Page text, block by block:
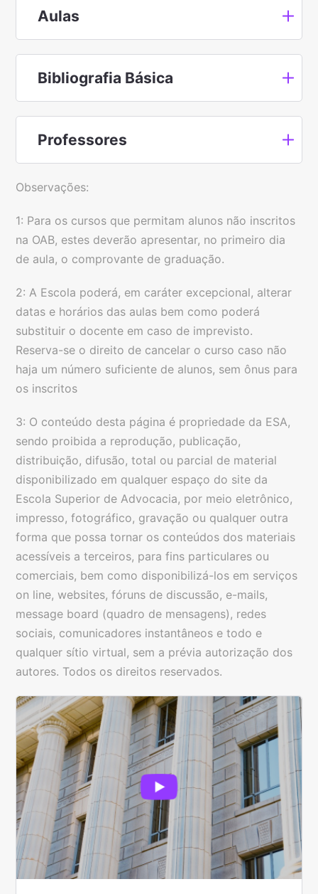
Aulas
Bibliografia Básica
Professores
Observações:
1: Para os cursos que permitam alunos não inscritos
na OAB, estes deverão apresentar, no primeiro dia
de aula, o comprovante de graduação.
2: A Escola poderá, em caráter excepcional, alterar
datas e horários das aulas bem como poderá
substituir o docente em caso de imprevisto.
Reserva-se o direito de cancelar o curso caso não
haja um número suficiente de alunos, sem ônus para
os inscritos
3: O conteúdo desta página é propriedade da ESA,
sendo proibida a reprodução, publicação,
distribuição, difusão, total ou parcial de material
disponibilizado em qualquer espaço do site da
Escola Superior de Advocacia, por meio eletrônico,
impresso, fotográfico, gravação ou qualquer outra
forma que possa tornar os conteúdos dos materiais
acessíveis a terceiros, para fins particulares ou
comerciais, bem como disponibilizá-los em serviços
on line, websites, fóruns de discussão, e-mails,
message board (quadro de mensagens), redes
sociais, comunicadores instantâneos e todo e
qualquer sítio virtual, sem a prévia autorização dos
autores. Todos os direitos reservados.